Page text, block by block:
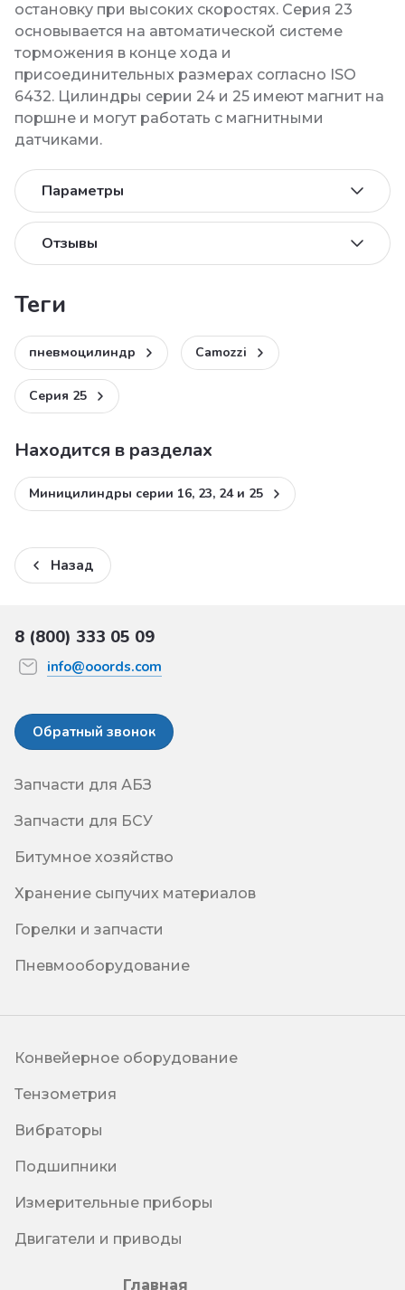
остановку при высоких скоростях. Серия 23
основывается на автоматической системе
торможения в конце хода и
присоединительных размерах согласно ISO
6432. Цилиндры серии 24 и 25 имеют магнит на
поршне и могут работать с магнитными
датчиками.
Параметры
Отзывы
теги
пневмоцилиндр Camozzi
Cерия 25
Находится в разделах
Миницилиндры серии 16, 23, 24 и 25
Назад
8 (800) 333 05 09
info@ooords.com
Обратный звонок
Запчасти для АБЗ
Запчасти для БСУ
Битумное хозяйство
Хранение сыпучих материалов
Горелки и запчасти
Пневмооборудование
Конвейерное оборудование
Тензометрия
Вибраторы
Подшипники
Измерительные приборы
Двигатели и приводы
Главная